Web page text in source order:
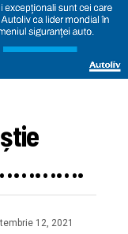
12, 2021